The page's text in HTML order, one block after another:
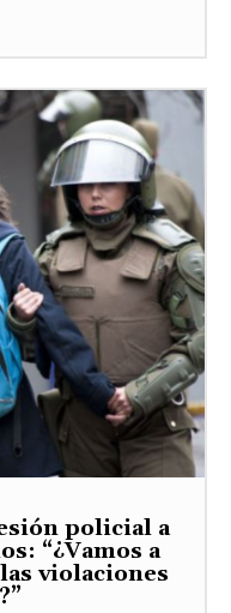
policial a
“¿Vamos a
violaciones